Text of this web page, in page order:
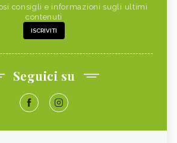
consigli e informazioni sugli ultimi
contenuti
ISCRIVITI
Seguici su